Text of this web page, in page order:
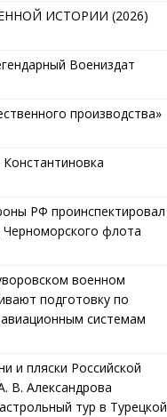
ИСТОРИИ (2026)
Воениздат
производства»
РФ проинспектировал
Черноморского флота
военном
подготовку по
системам
и пляски Российской
В. Александрова
тур в Турецкой